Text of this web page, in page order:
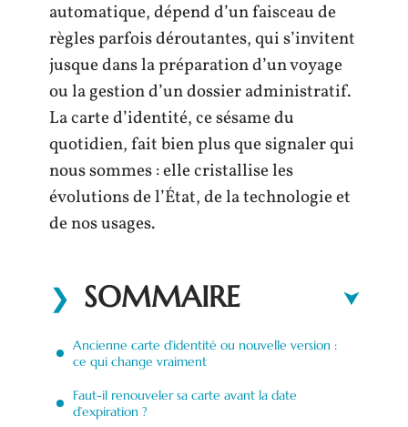
automatique, dépend d’un faisceau de
règles parfois déroutantes, qui s’invitent
jusque dans la préparation d’un voyage
ou la gestion d’un dossier administratif.
La carte d’identité, ce sésame du
quotidien, fait bien plus que signaler qui
nous sommes : elle cristallise les
évolutions de l’État, de la technologie et
de nos usages.
SOMMAIRE
Ancienne carte d’identité ou nouvelle version :
ce qui change vraiment
Faut-il renouveler sa carte avant la date
d’expiration ?